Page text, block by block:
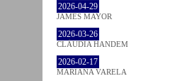
2026-04-29
JAMES MAYOR
2026-03-26
CLÁUDIA HANDEM
2026-02-17
MARIANA VARELA